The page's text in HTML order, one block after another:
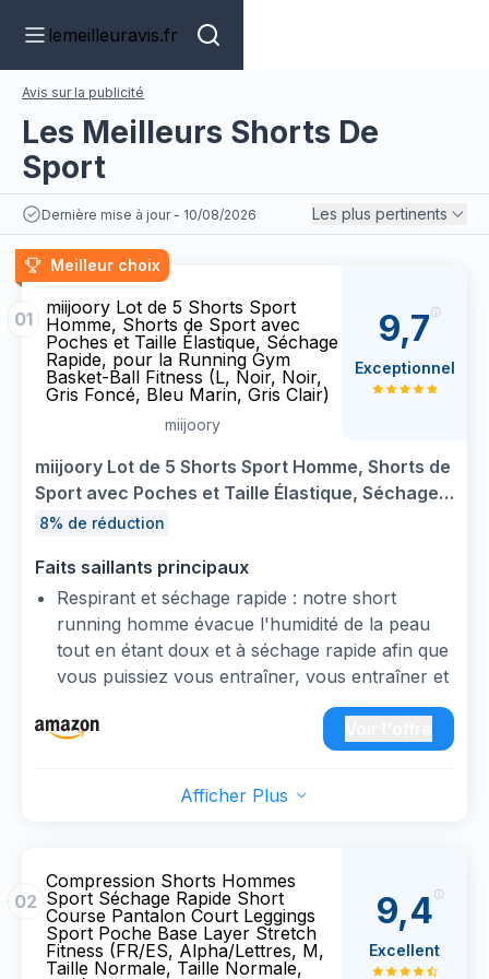
lemeilleuravis.fr
Avis sur la publicité
Les Meilleurs Shorts De
Sport
Dernière mise à jour - 10/08/2026 Les plus pertinents
Meilleur choix
01
miijoory Lot de 5 Shorts Sport
Homme, Shorts de Sport avec
Poches et Taille Élastique, Séchage
Rapide, pour la Running Gym
Basket-Ball Fitness (L, Noir, Noir,
Gris Foncé, Bleu Marin, Gris Clair)
miijoory
miijoory Lot de 5 Shorts Sport Homme, Shorts de
Sport avec Poches et Taille Élastique, Séchage
Rapide, pour la Running Gym Basket-Ball Fitness
8% de réduction
Faits saillants principaux
Respirant et séchage rapide : notre short
running homme évacue l'humidité de la peau
tout en étant doux et à séchage rapide afin que
vous puissiez vous entraîner, vous entraîner et
repousser vos limites tout en restant
confortable et au sec
Poches des deux côtés : grâce aux poches
transporter votre portefeuille, smartphone et
peut être associé à d'autres vêtements pour
créer votre propre look
Obtenez le bon ajustement : notre short
d'entraînement pour homme dispose d'une
9,7
Exceptionnel
Afficher Plus
02
Compression Shorts Hommes
Sport Séchage Rapide Short
Course Pantalon Court Leggings
Sport Poche Base Layer Stretch
Fitness (FR/ES, Alpha/Lettres, M,
Taille Normale, Taille Normale,
9,4
Excellent